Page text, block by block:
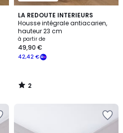
LA REDOUTE INTERIEURS
Housse intégrale antiacarien,
hauteur 23 cm
à partir de
42,42 €
49,90 €
2
/
5
2
/